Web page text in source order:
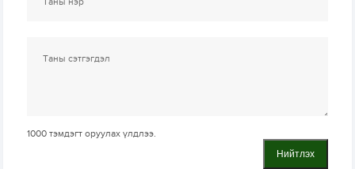
1000 тэмдэгт оруулах үлдлээ.
Нийтлэх